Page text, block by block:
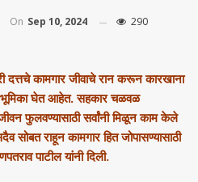
On Sep 10, 2024 290
कामगार जीवाचे रान करून कारखाना
भूमिका घेत आहेत. सहकार चळवळ
फुलवण्यासाठी सर्वांनी मिळून काम केले
सोबत राहून कामगार हित जोपासण्यासाठी
पाटील यांनी दिली.